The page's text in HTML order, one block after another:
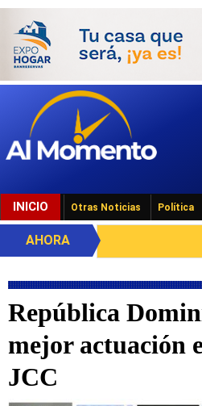
INICIO Otras Noticias Política
AHORA
República
mejor actuación
JCC